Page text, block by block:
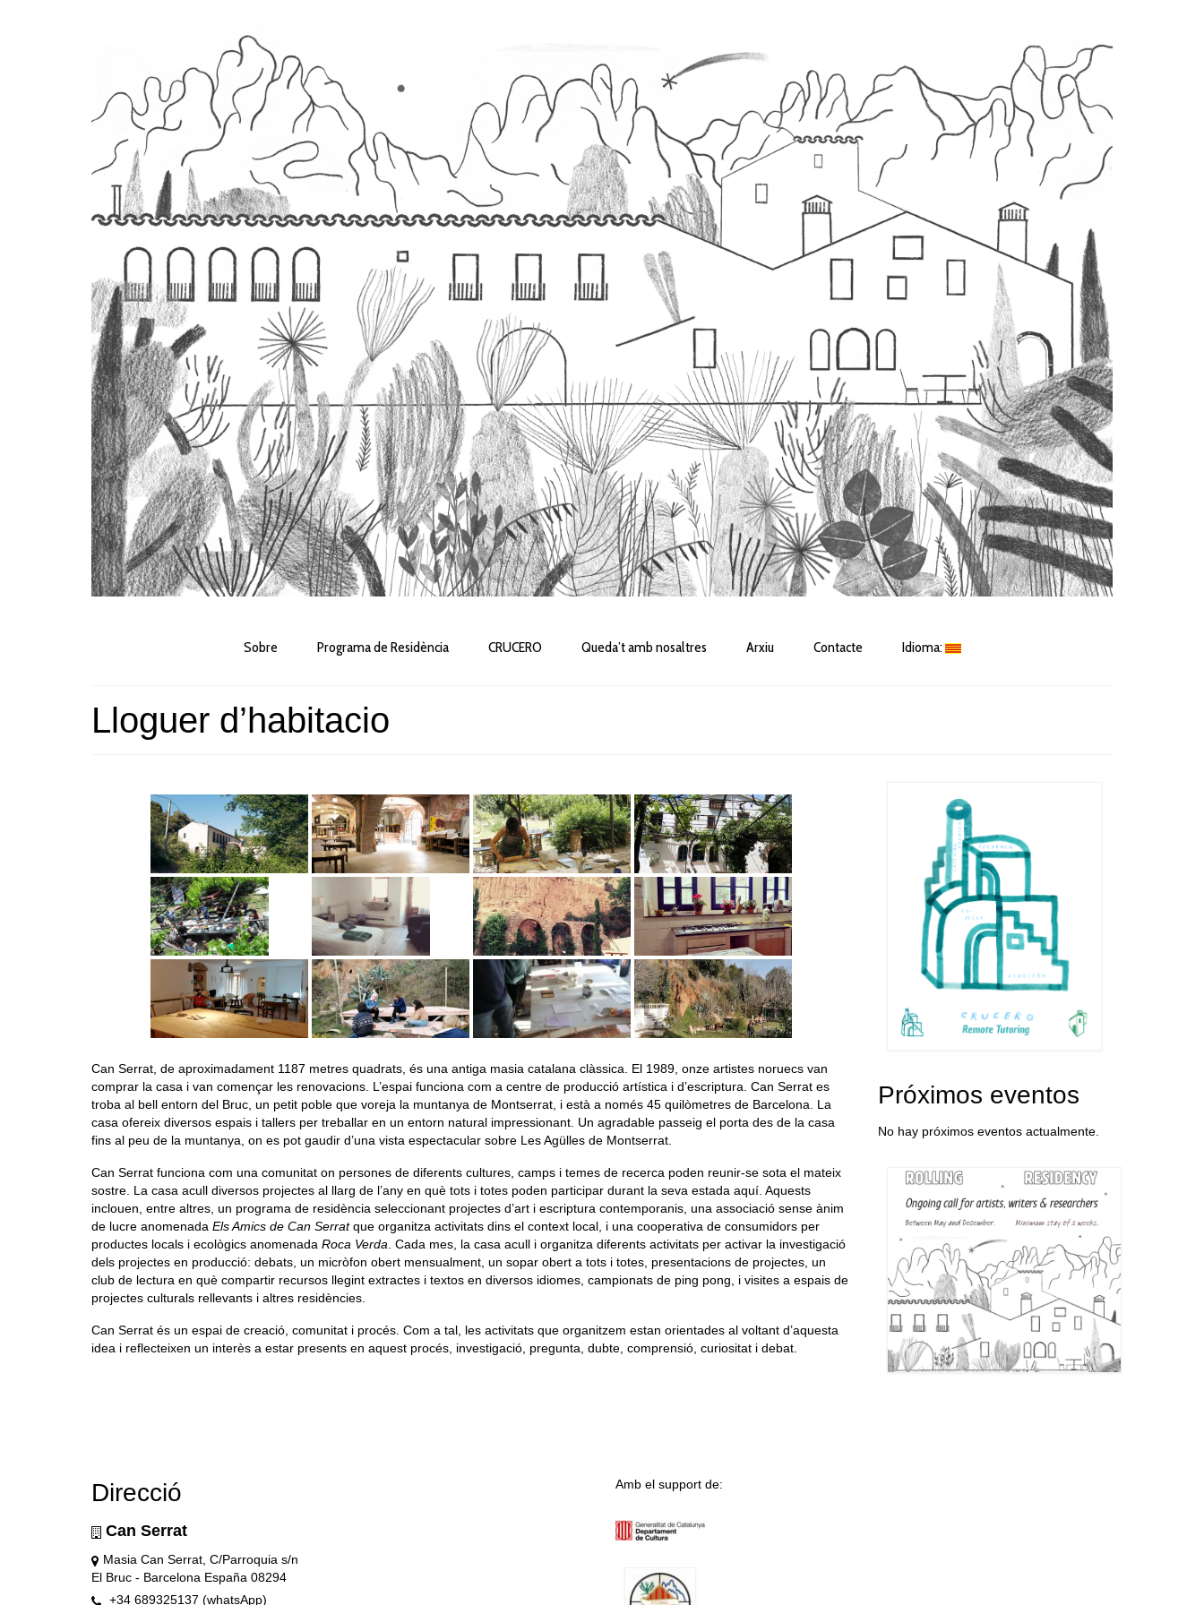
Sobre Programa de Residència CRUCERO Queda’t amb nosaltres Arxiu Contacte Idioma:
Lloguer d’habitacio
Can Serrat, de aproximadament 1187 metres quadrats, és una antiga masia catalana clàssica. El 1989, onze artistes noruecs van
comprar la casa i van començar les renovacions. L’espai funciona com a centre de producció artística i d’escriptura. Can Serrat es
troba al bell entorn del Bruc, un petit poble que voreja la muntanya de Montserrat, i està a només 45 quilòmetres de Barcelona. La
casa ofereix diversos espais i tallers per treballar en un entorn natural impressionant. Un agradable passeig el porta des de la casa
fins al peu de la muntanya, on es pot gaudir d’una vista espectacular sobre LesAgülles de Montserrat.
Can Serrat funciona com una comunitat on persones de diferents cultures, camps i temes de recerca poden reunir-se sota el mateix
sostre. La casa acull diversos projectes al llarg de l’any en què tots i totes poden participar durant la seva estada aquí. Aquests
inclouen, entre altres, un programa de residència seleccionant projectes d’art i escriptura contemporanis, una associació sense ànim
de lucre anomenada Els Amics de Can Serratque organitza activitats dins el context local, i una cooperativa de consumidors per
productes locals i ecològics anomenada Roca Verda. Cada mes, la casa acull i organitza diferents activitats per activar la investigació
dels projectes en producció: debats, un micròfon obert mensualment, un sopar obert a tots i totes, presentacions de projectes, un
club de lectura en què compartir recursos llegint extractes i textos en diversos idiomes, campionats de ping pong, i visites a espais de
projectes culturals rellevants i altres residències.
Can Serrat és un espai de creació, comunitat i procés. Com a tal, les activitats que organitzem estan orientades al voltant d’aquesta
idea i reflecteixen un interès a estar presents en aquest procés, investigació, pregunta, dubte, comprensió, curiositat i debat.
Próximos eventos
No hay próximos eventos actualmente.
Direcció
Can Serrat
Masia Can Serrat, C/Parroquia s/n
El Bruc - Barcelona España 08294
+34 689325137 (whatsApp)
Amb el support de: